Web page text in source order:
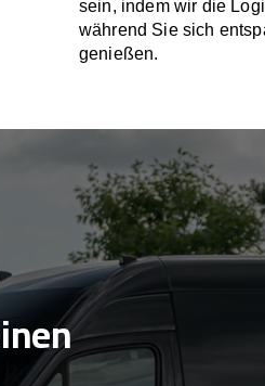
sein, indem wir die
während Sie sich
genießen.